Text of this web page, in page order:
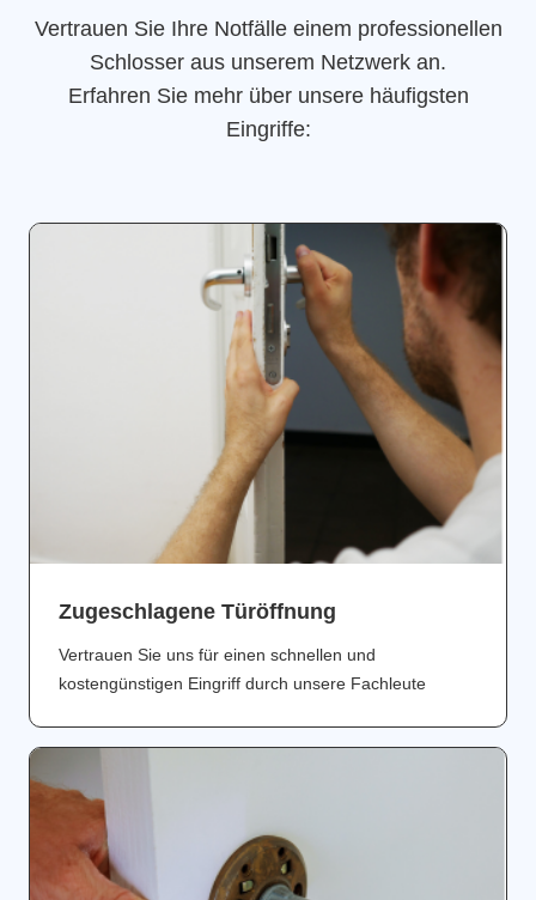
Vertrauen Sie Ihre Notfälle einem professionellen
Schlosser aus unserem Netzwerk an.
Erfahren Sie mehr über unsere häufigsten
Eingriffe:
Zugeschlagene Türöffnung
Vertrauen Sie uns für einen schnellen und
kostengünstigen Eingriff durch unsere Fachleute